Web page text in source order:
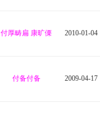
付厚畴扁 康旷傈 2010-01-04
付备付备 2009-04-17